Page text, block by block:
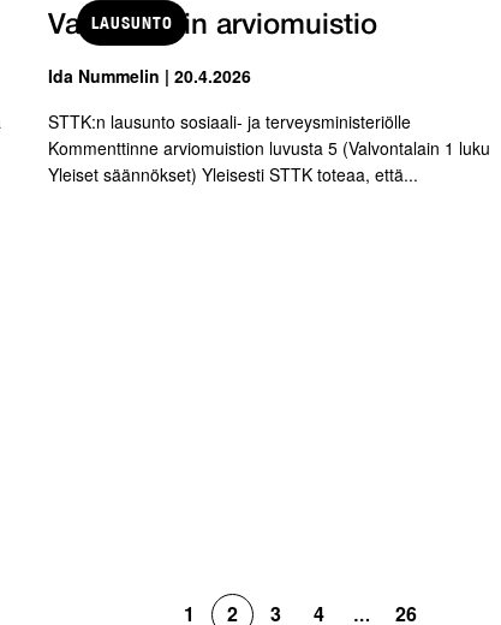
LAUSUNTO
Valvontalain arviomuistio
Ida Nummelin | 20.4.2026
STTK:n lausunto sosiaali- ja terveysministeriölle
Kommenttinne arviomuistion luvusta 5 (Valvontalain 1 luku
Yleiset säännökset) Yleisesti STTK toteaa, että...
1 2 3 4 … 26